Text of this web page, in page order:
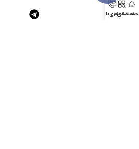
اصلی
دسته بندی
تماس با ما